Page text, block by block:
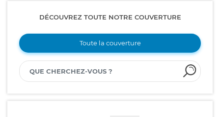
DÉCOUVREZ TOUTE NOTRE COUVERTURE
Toute la couverture